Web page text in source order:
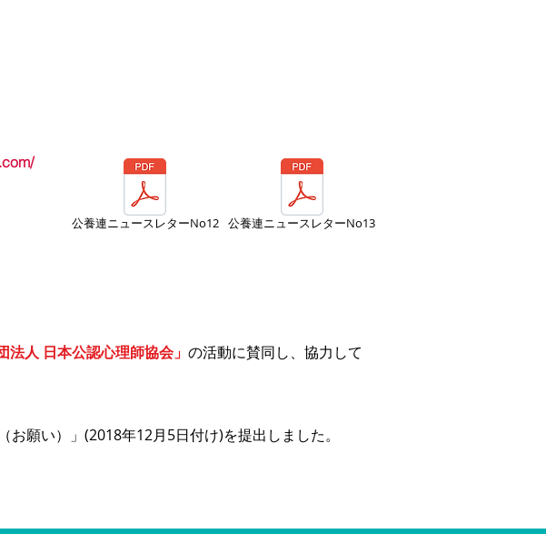
公養連ニュースレターNo12 公養連ニュースレターNo13
法人 日本公認心理師協会」 の活動に賛同し、協力して
願い）」(2018年12月5日付け)を提出しました。